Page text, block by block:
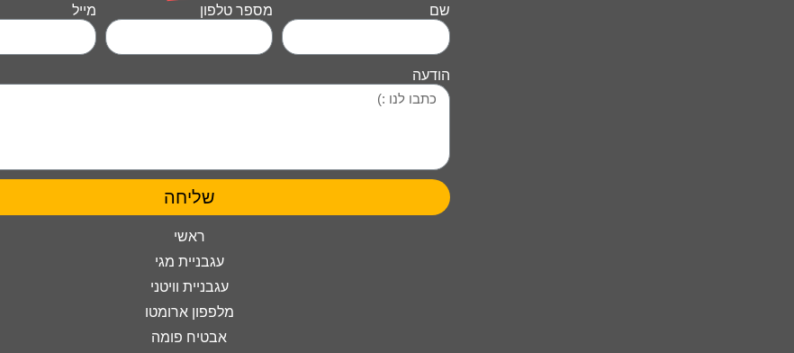
שם מספר טלפון מייל
הודעה
שליחה
ראשי
עגבניית מגי
עגבניית וויטני
מלפפון ארומטו
אבטיח פומה